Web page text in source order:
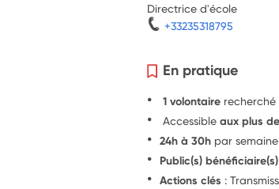
Directrice d'école
+33235318795
En pratique
1 volontaire recherché
Accessibleaux plus
24h à 30h par semaine
Public(s) bénéficiaire(s)
Actions clés :